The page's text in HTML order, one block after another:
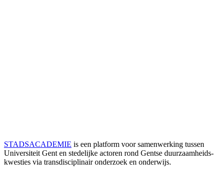
STADSACADEMIE is een platform voor samenwerking tussen
Universiteit Gent en stedelijke actoren rond Gentse duurzaamheids­
kwesties via transdisciplinair onderzoek en onderwijs.